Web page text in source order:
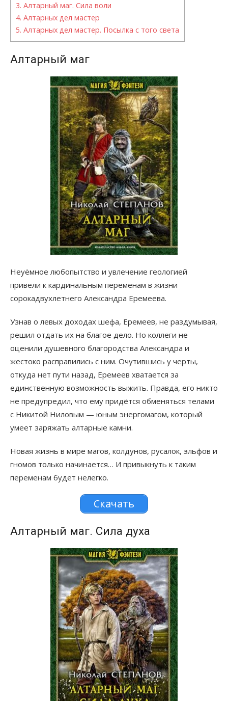
3. Алтарный маг. Сила воли
4. Алтарных дел мастер
5. Алтарных дел мастер. Посылка с того света
Алтарный маг
Неуёмное любопытство и увлечение геологией
привели к кардинальным переменам в жизни
сорокадвухлетнего Александра Еремеева.
Узнав о левых доходах шефа, Еремеев, не раздумывая,
решил отдать их на благое дело. Но коллеги не
оценили душевного благородства Александра и
жестоко расправились с ним. Очутившись у черты,
откуда нет пути назад, Еремеев хватается за
единственную возможность выжить. Правда, его никто
не предупредил, что ему придётся обменяться телами
с Никитой Ниловым — юным энергомагом, который
умеет заряжать алтарные камни.
Новая жизнь в мире магов, колдунов, русалок, эльфов и
гномов только начинается… И привыкнуть к таким
переменам будет нелегко.
Скачать
Алтарный маг. Сила духа